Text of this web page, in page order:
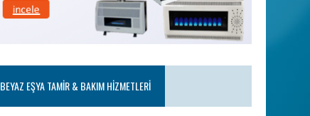
BEYAZ EŞYA TAMIR & BAKIM HIZMETLERI